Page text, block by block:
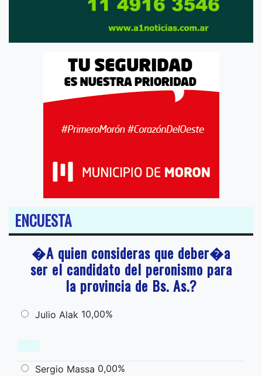
ENCUESTA
�A quien consideras que deber�a
ser el candidato del peronismo para
la provincia de Bs. As.?
Julio Alak 10,00%
Sergio Massa 0,00%